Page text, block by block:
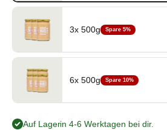
3x 500g, 34 €, Grundpreis 22,67 €/kg ,
3x 500g Spare 5%
6x 500g, 64,50 €, Grundpreis 21,50 €/
6x 500g Spare 10%
Auf Lager- in 4-6 Werktagen bei dir.